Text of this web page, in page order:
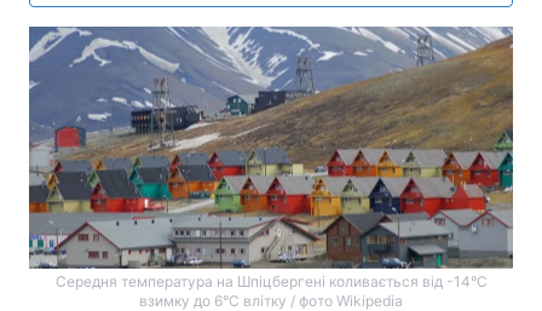
Середня температура на Шпіцбергені коливається від -14°C
взимку до 6°C влітку / фото Wikipedia